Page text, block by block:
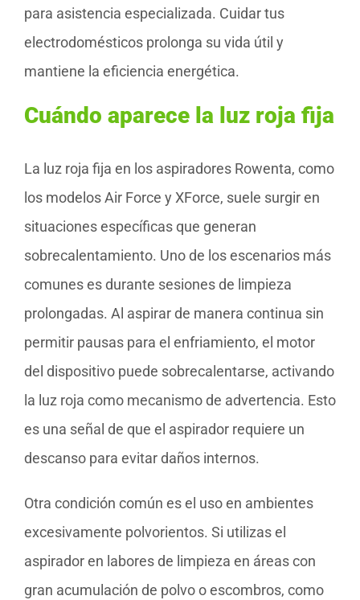
para asistencia especializada. Cuidar tus
electrodomésticos prolonga su vida útil y
mantiene la eficiencia energética.
Cuándo aparece la luz roja fija
La luz roja fija en los aspiradores Rowenta, como
los modelos Air Force y XForce, suele surgir en
situaciones específicas que generan
sobrecalentamiento. Uno de los escenarios más
comunes es durante sesiones de limpieza
prolongadas. Al aspirar de manera continua sin
permitir pausas para el enfriamiento, el motor
del dispositivo puede sobrecalentarse, activando
la luz roja como mecanismo de advertencia. Esto
es una señal de que el aspirador requiere un
descanso para evitar daños internos.
Otra condición común es el uso en ambientes
excesivamente polvorientos. Si utilizas el
aspirador en labores de limpieza en áreas con
gran acumulación de polvo o escombros, como